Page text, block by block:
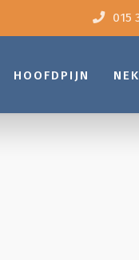
015
HOOFDPIJN